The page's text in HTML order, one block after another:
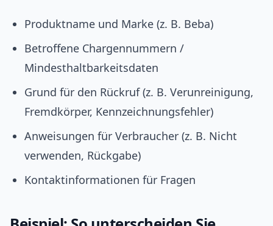
Produktname und Marke (z. B. Beba)
Betroffene Chargennummern /
Mindesthaltbarkeitsdaten
Grund für den Rückruf (z. B. Verunreinigung,
Fremdkörper, Kennzeichnungsfehler)
Anweisungen für Verbraucher (z. B. Nicht
verwenden, Rückgabe)
Kontaktinformationen für Fragen